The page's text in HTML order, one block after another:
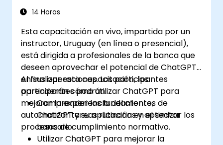
en el flujo de trabajo del riesgo crediticio.
integrar ChatGPT en las estrategias de
gestión de riesgos.
14 Horas
Esta capacitación en vivo, impartida por un
instructor, Uruguay (en línea o presencial),
está dirigida a profesionales de la banca que
deseen aprovechar el potencial de ChatGPT
en sus operaciones. Los participantes
aprenderán cómo utilizar ChatGPT para
mejorar la experiencia del cliente,
automatizar tareas rutinarias y optimizar los
procesos de cumplimiento normativo.
Al finalizar esta capacitación, los
participantes podrán:
Comprender los fundamentos de
ChatGPT y su aplicación en el sector
bancario.
Utilizar ChatGPT para mejorar la